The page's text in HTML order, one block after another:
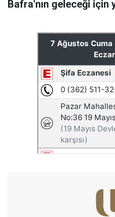
Bafra'nın geleceği için